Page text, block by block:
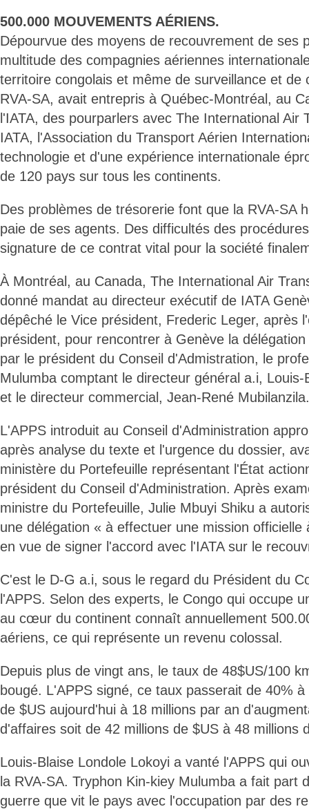
500.000 MOUVEMENTS AÉRIENS.
Dépourvue des moyens de recouvrement de ses
multitude des compagnies aériennes
territoire congolais et même de surveillance et de
RVA-SA, avait entrepris à Québec-Montréal, au
l'IATA, des pourparlers avec The International Air
IATA, l'Association du Transport Aérien
technologie et d'une expérience internationale
de 120 pays sur tous les continents.
Des problèmes de trésorerie font que la RVA-SA
paie de ses agents. Des difficultés des
signature de ce contrat vital pour la société
À Montréal, au Canada, The International Air
donné mandat au directeur exécutif de IATA
dépêché le Vice président, Frederic Leger, après
président, pour rencontrer à Genève la
par le président du Conseil d'Admistration, le
Mulumba comptant le directeur général a.i, Louis-
et le directeur commercial, Jean-René Mubilanzila.
L'APPS introduit au Conseil d'Administration
après analyse du texte et l'urgence du dossier,
ministère du Portefeuille représentant l'État
président du Conseil d'Administration. Après
ministre du Portefeuille, Julie Mbuyi Shiku a
une délégation « à effectuer une mission officielle
en vue de signer l'accord avec l'IATA sur le
C'est le D-G a.i, sous le regard du Président du
l'APPS. Selon des experts, le Congo qui occupe
au cœur du continent connaît annuellement
aériens, ce qui représente un revenu colossal.
Depuis plus de vingt ans, le taux de 48$US/100
bougé. L'APPS signé, ce taux passerait de 40%
de $US aujourd'hui à 18 millions par an
d'affaires soit de 42 millions de $US à 48 millions
Louis-Blaise Londole Lokoyi a vanté l'APPS qui
la RVA-SA. Tryphon Kin-kiey Mulumba a fait part
guerre que vit le pays avec l'occupation par des